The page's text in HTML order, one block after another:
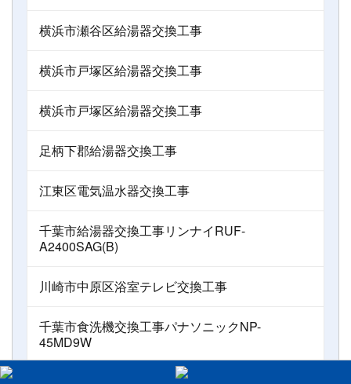
横浜市瀬谷区給湯器交換工事
横浜市戸塚区給湯器交換工事
横浜市戸塚区給湯器交換工事
足柄下郡給湯器交換工事
江東区電気温水器交換工事
千葉市給湯器交換工事リンナイRUF-
A2400SAG(B)
川崎市中原区浴室テレビ交換工事
千葉市食洗機交換工事パナソニックNP-
45MD9W